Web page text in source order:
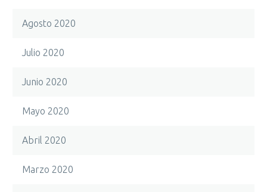
Agosto 2020
Julio 2020
Junio 2020
Mayo 2020
Abril 2020
Marzo 2020